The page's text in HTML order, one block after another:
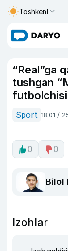
Toshkent
“Real”ga
tushgan
futbolchisi
Sport 18:01 /
0 0
Bilol
Izohlar